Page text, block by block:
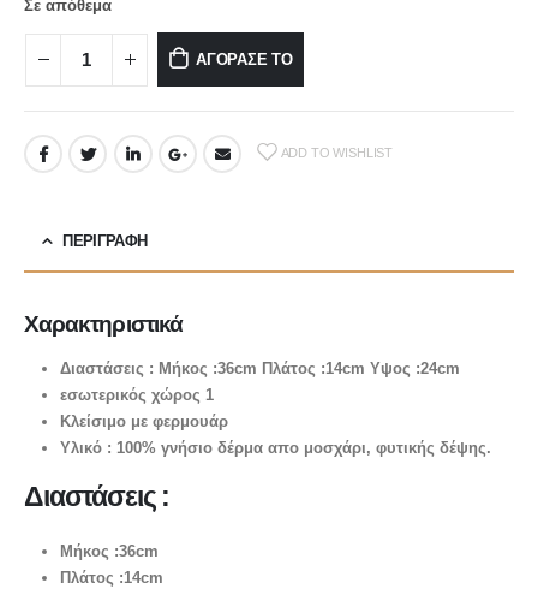
Σε απόθεμα
ΑΓΟΡΑΣΕ ΤΟ
ADD TO WISHLIST
ΠΕΡΙΓΡΑΦΉ
Χαρακτηριστικά
Διαστάσεις : Μήκος :36cm Πλάτος :14cm Υψος :24cm
εσωτερικός χώρος 1
Κλείσιμο με φερμουάρ
Υλικό : 100% γνήσιο δέρμα απο μοσχάρι, φυτικής δέψης.
Διαστάσεις :
Μήκος :36cm
Πλάτος :14cm